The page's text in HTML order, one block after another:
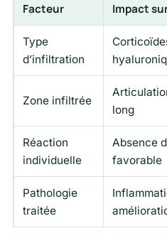
Facteur Impact
Type
d’infiltration
Zone infiltrée
long
Réaction
individuelle
Absence
favorable
Pathologie
traitée